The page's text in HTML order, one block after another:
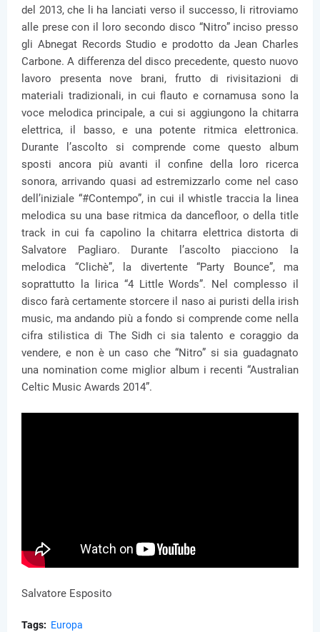
del 2013, che li ha lanciati verso il successo, li ritroviamo
alle prese con il loro secondo disco “Nitro” inciso presso
gli Abnegat Records Studio e prodotto da Jean Charles
Carbone. A differenza del disco precedente, questo nuovo
lavoro presenta nove brani, frutto di rivisitazioni di
materiali tradizionali, in cui flauto e cornamusa sono la
voce melodica principale, a cui si aggiungono la chitarra
elettrica, il basso, e una potente ritmica elettronica.
Durante l’ascolto si comprende come questo album
sposti ancora più avanti il confine della loro ricerca
sonora, arrivando quasi ad estremizzarlo come nel caso
dell’iniziale “#Contempo”, in cui il whistle traccia la linea
melodica su una base ritmica da dancefloor, o della title
track in cui fa capolino la chitarra elettrica distorta di
Salvatore Pagliaro. Durante l’ascolto piacciono la
melodica “Clichè”, la divertente “Party Bounce”, ma
soprattutto la lirica “4 Little Words”. Nel complesso il
disco farà certamente storcere il naso ai puristi della irish
music, ma andando più a fondo si comprende come nella
cifra stilistica di The Sidh ci sia talento e coraggio da
vendere, e non è un caso che “Nitro” si sia guadagnato
una nomination come miglior album i recenti “Australian
Celtic Music Awards 2014”.
Salvatore Esposito
Tags: Europa